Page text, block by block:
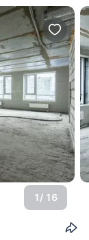
1/ 16